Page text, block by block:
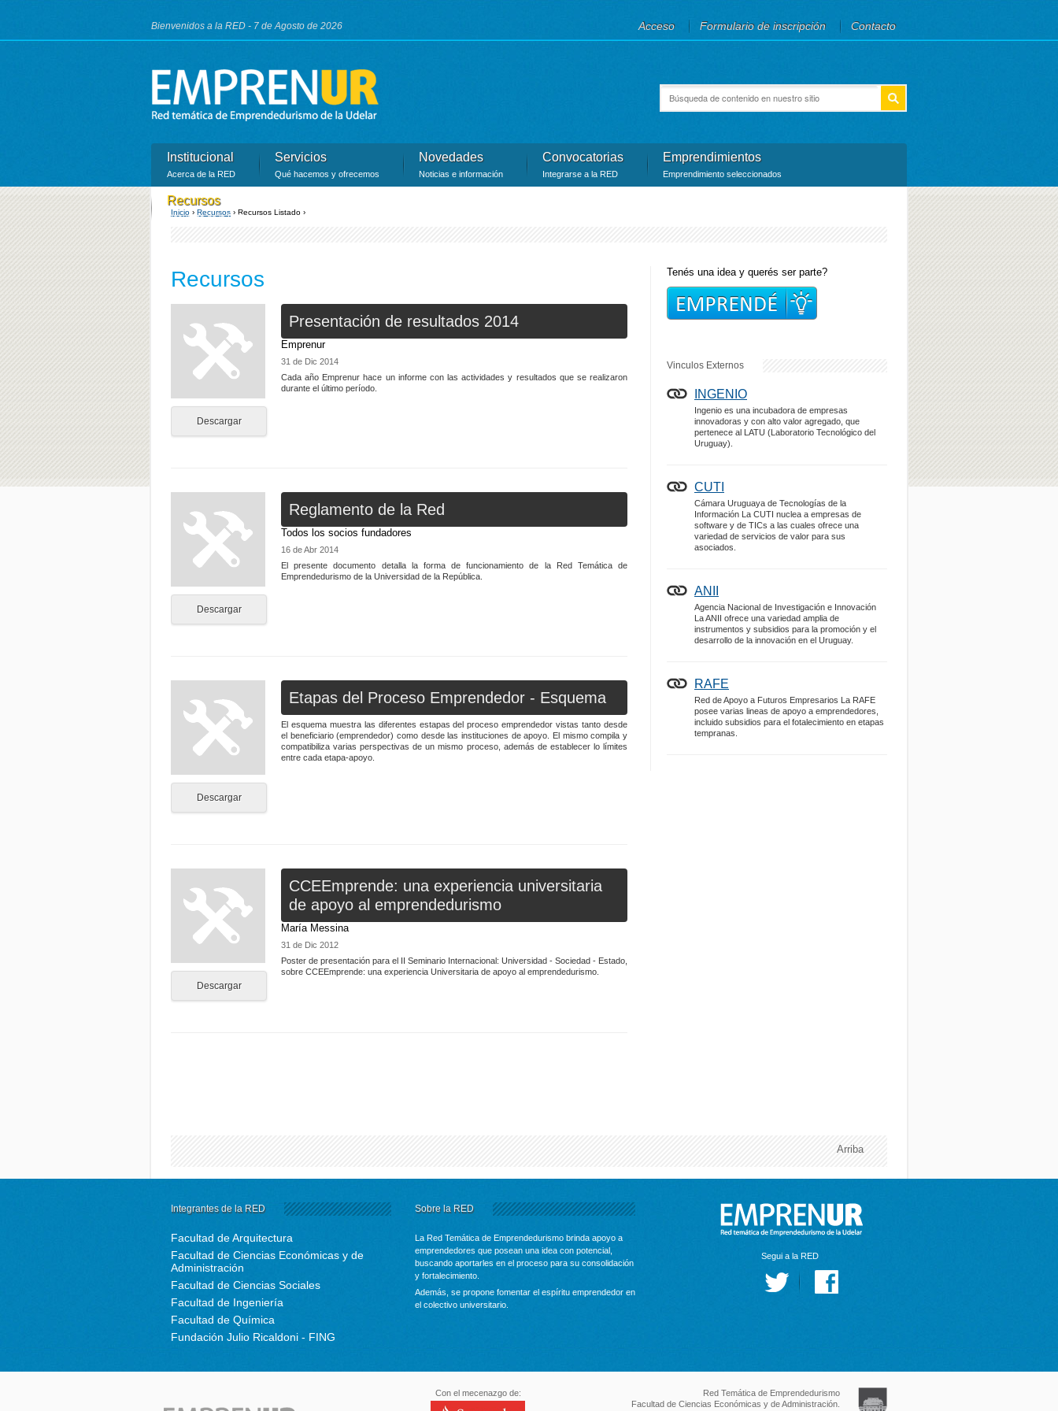
Bienvenidos a la RED - 7 de Agosto de 2026 Acceso Formulario de inscripción Contacto
Formulario de búsqueda
Institucional
Acerca de la RED
Servicios
Qué hacemos y ofrecemos
Novedades
Noticias e información
Convocatorias
Integrarse a la RED
Emprendimientos
Emprendimiento seleccionados
Recursos
Recursos de la RED
Inicio › Recursos › Recursos Listado ›
Recursos
Descargar
Presentación de resultados 2014
Emprenur
31 de Dic 2014
Cada año Emprenur hace un informe con las actividades y resultados que se realizaron
durante el último período.
Descargar
Reglamento de la Red
Todos los socios fundadores
16 de Abr 2014
El presente documento detalla la forma de funcionamiento de la Red Temática de
Emprendedurismo de la Universidad de la República.
Descargar
Etapas del Proceso Emprendedor - Esquema
El esquema muestra las diferentes estapas del proceso emprendedor vistas tanto desde
el beneficiario (emprendedor) como desde las instituciones de apoyo. El mismo compila y
compatibiliza varias perspectivas de un mismo proceso, además de establecer lo límites
entre cada etapa-apoyo.
Descargar
CCEEmprende: una experiencia universitaria
de apoyo al emprendedurismo
María Messina
31 de Dic 2012
Poster de presentación para el II Seminario Internacional: Universidad - Sociedad - Estado,
sobre CCEEmprende: una experiencia Universitaria de apoyo al emprendedurismo.
Tenés una idea y querés ser parte?
Vinculos Externos
INGENIO
Ingenio es una incubadora de empresas
innovadoras y con alto valor agregado, que
pertenece al LATU (Laboratorio Tecnológico del
Uruguay).
CUTI
Cámara Uruguaya de Tecnologías de la
Información La CUTI nuclea a empresas de
software y de TICs a las cuales ofrece una
variedad de servicios de valor para sus
asociados.
ANII
Agencia Nacional de Investigación e Innovación
La ANII ofrece una variedad amplia de
instrumentos y subsidios para la promoción y el
desarrollo de la innovación en el Uruguay.
RAFE
Red de Apoyo a Futuros Empresarios La RAFE
posee varias lineas de apoyo a emprendedores,
incluido subsidios para el fotalecimiento en etapas
tempranas.
Arriba
Integrantes de la RED
Facultad de Arquitectura
Facultad de Ciencias Económicas y de
Administración
Facultad de Ciencias Sociales
Facultad de Ingeniería
Facultad de Química
Fundación Julio Ricaldoni - FING
Sobre la RED
La Red Temática de Emprendedurismo brinda apoyo a
emprendedores que posean una idea con potencial,
buscando aportarles en el proceso para su consolidación
y fortalecimiento.
Además, se propone fomentar el espíritu emprendedor en
el colectivo universitario.
Segui a la RED
Red Temática de Emprendedurismo
Facultad de Ciencias Económicas y de Administración.
Con el mecenazgo de: